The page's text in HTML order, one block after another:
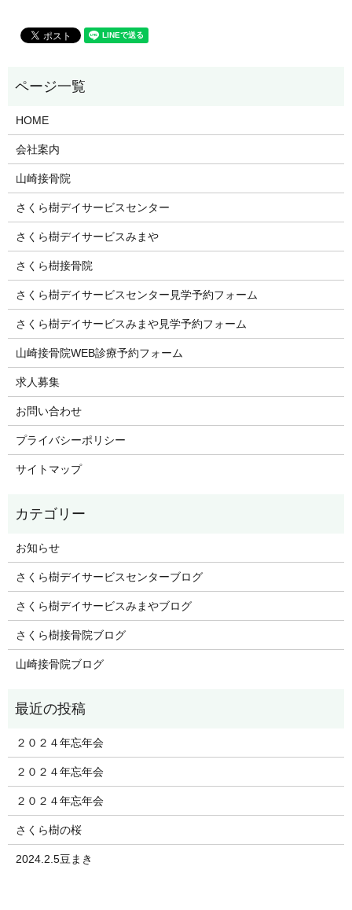
HOME
会社案内
山崎接骨院
さくら樹デイサービスセンター
さくら樹デイサービスみまや
さくら樹接骨院
さくら樹デイサービスセンター見学予約フォーム
さくら樹デイサービスみまや見学予約フォーム
山崎接骨院WEB診療予約フォーム
求人募集
お問い合わせ
プライバシーポリシー
サイトマップ
お知らせ
さくら樹デイサービスセンターブログ
さくら樹デイサービスみまやブログ
さくら樹接骨院ブログ
山崎接骨院ブログ
２０２４年忘年会
２０２４年忘年会
２０２４年忘年会
さくら樹の桜
2024.2.5豆まき